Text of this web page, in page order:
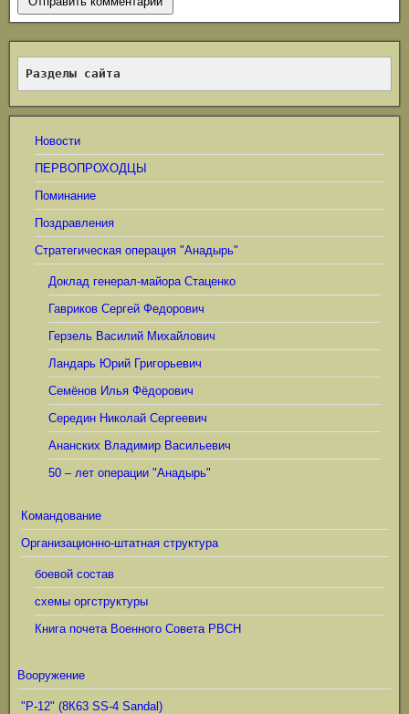
Разделы сайта
Новости
ПЕРВОПРОХОДЦЫ
Поминание
Поздравления
Стратегическая операция "Анадырь"
Доклад генерал-майора Стаценко
Гавриков Сергей Федорович
Герзель Василий Михайлович
Ландарь Юрий Григорьевич
Семёнов Илья Фёдорович
Середин Николай Сергеевич
Ананских Владимир Васильевич
50 – лет операции "Анадырь"
Командование
Организационно-штатная структура
боевой состав
схемы оргструктуры
Книга почета Военного Совета РВСН
Вооружение
"Р-12" (8К63 SS-4 Sandal)